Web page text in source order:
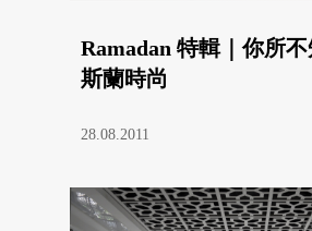
Ramadan 特輯｜你所
斯蘭時尚
28.08.2011